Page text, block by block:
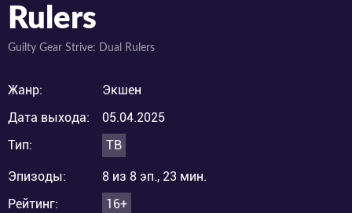
Rulers
Guilty Gear Strive: Dual Rulers
Жанр:
Экшен
Дата выхода:
05.04.2025
Тип:
ТВ
Эпизоды:
8 из 8 эп., 23 мин.
Рейтинг:
16+